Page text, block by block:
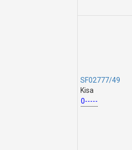
SF02777/49
Kisa
0-----